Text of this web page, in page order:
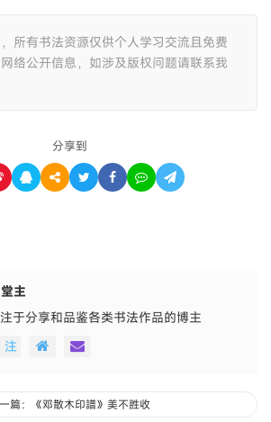
所有书法资源仅供个人学习交流且免费
络公开信息，如涉及版权问题请联系我
分享到
主
于分享和品鉴各类书法作品的博主
注
一篇：《邓散木印譜》美不胜收